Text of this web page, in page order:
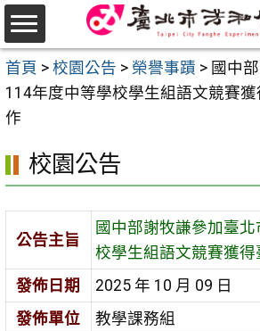
跳
至
主
要
內
首頁 > 校園公告 > 榮譽事蹟 > 國中
114年度中等學校學生組語文競賽
作
校園公告
公告主旨
國中部謝牧謙參加臺
校學生組語文競賽獲
發佈日期
2025 年 10 月 09 日
發佈單位
教學課務組
選
單